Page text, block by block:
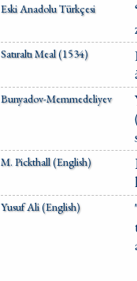
Eski Anadolu Türkçesi
Satıraltı Meal (1534)
Bunyadov-Memmedeliyev
M. Pickthall (English)
Yusuf Ali (English)